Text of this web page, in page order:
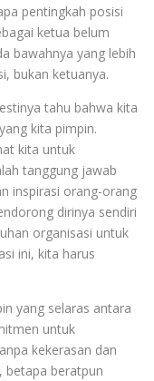
pentingkah posisi
ketua belum
bawahnya yang lebih
bukan ketuanya.
tahu bahwa kita
kita pimpin.
kita untuk
tanggung jawab
inspirasi orang-orang
dirinya sendiri
organisasi untuk
ini, kita harus
yang selaras antara
untuk
kekerasan dan
betapa beratpun